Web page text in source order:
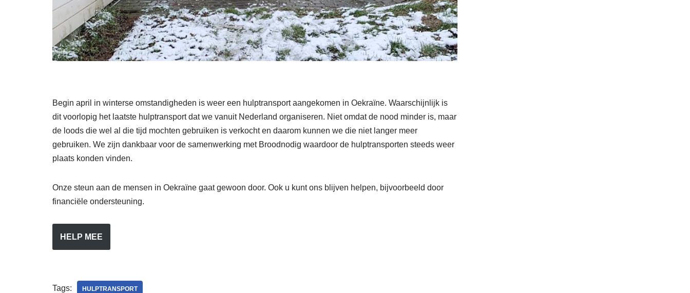
Begin april in winterse omstandigheden is weer een hulptransport aangekomen in Oekraïne. Waarschijnlijk is
dit voorlopig het laatste hulptransport dat we vanuit Nederland organiseren. Niet omdat de nood minder is, maar
de loods die wel al die tijd mochten gebruiken is verkocht en daarom kunnen we die niet langer meer
gebruiken. We zijn dankbaar voor de samenwerking met Broodnodig waardoor de hulptransporten steeds weer
plaats konden vinden.
Onze steun aan de mensen in Oekraïne gaat gewoon door. Ook u kunt ons blijven helpen, bijvoorbeeld door
financiële ondersteuning.
HELP MEE
Tags: HULPTRANSPORT